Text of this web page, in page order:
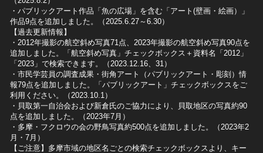
​・パブリックアート作品「魚の広場」を含む「アート(壁画・絵画）」
作品9点を追加しました。（2025.6.27～6.30）
【過去更新情報】
・2012年撮影の航空斜め写真71点、2023年撮影の航空斜め写真90点を
追加しました。「航空斜め写真」チェックボックス＋資料名「2012」
「2023」で検索できます。（2023.12.16、31）
​・市民学芸員の調査成果・街角アート（パブリックアート・彫刻）情
報79点を追加しました。「パブリックアート」チェックボックスをご
利用ください。（2023.10.1）
・貝取第一自治会および新倉氏のご協力により、貝取地区の写真約90
点を追加しました。（2023年7月）
・多摩・フクロウの会の野鳥写真約500点を追加しました。（2023年2
月・7月）
【ご注意】多摩市域の地区名ごとの検索チェックボックスより、キー